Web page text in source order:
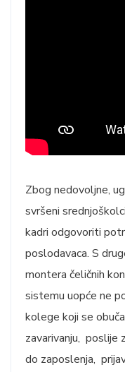
Zbog nedovoljne,
svršeni
kadri odgovoriti
poslodavaca. S
montera čeličnih
sistemu uopće ne
kolege koji se
zavarivanju, poslije
do zaposlenja,